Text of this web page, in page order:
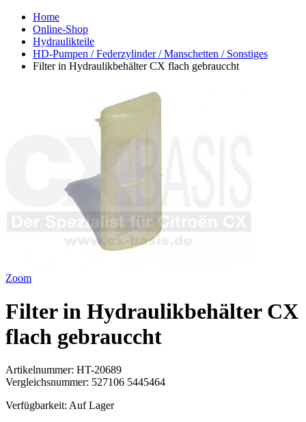
Home
Online-Shop
Hydraulikteile
HD-Pumpen / Federzylinder / Manschetten / Sonstiges
Filter in Hydraulikbehälter CX flach gebrauccht
Zoom
Filter in Hydraulikbehälter CX
flach gebrauccht
Artikelnummer: HT-20689
Vergleichsnummer: 527106 5445464
Verfügbarkeit: Auf Lager